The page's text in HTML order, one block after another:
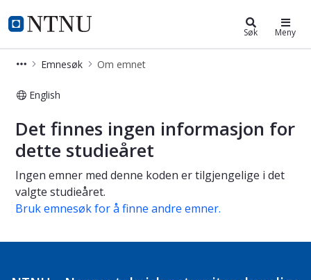
NTNU Hjemmeside
Studier Søk Meny
Emnesøk Om emnet
English
Om emnet
Det finnes ingen informasjon for
dette studieåret
Ingen emner med denne koden er tilgjengelige i det
valgte studieåret.
Bruk emnesøk for å finne andre emner.